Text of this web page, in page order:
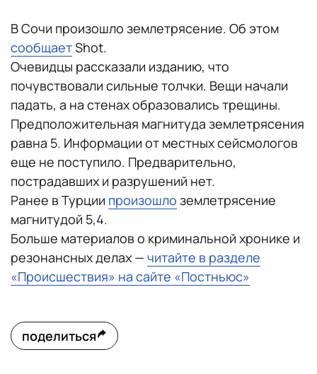
В Сочи произошло землетрясение. Об этом
сообщаетShot.
Очевидцы рассказали изданию, что
почувствовали сильные толчки. Вещи начали
падать, а на стенах образовались трещины.
Предположительная магнитуда землетрясения
равна 5. Информации от местных сейсмологов
еще не поступило. Предварительно,
пострадавших и разрушений нет.
Ранее в Турции произошло землетрясение
магнитудой 5,4.
Больше материалов о криминальной хронике и
резонансных делах — читайте в разделе
«Происшествия» на сайте «Постньюс»
поделиться